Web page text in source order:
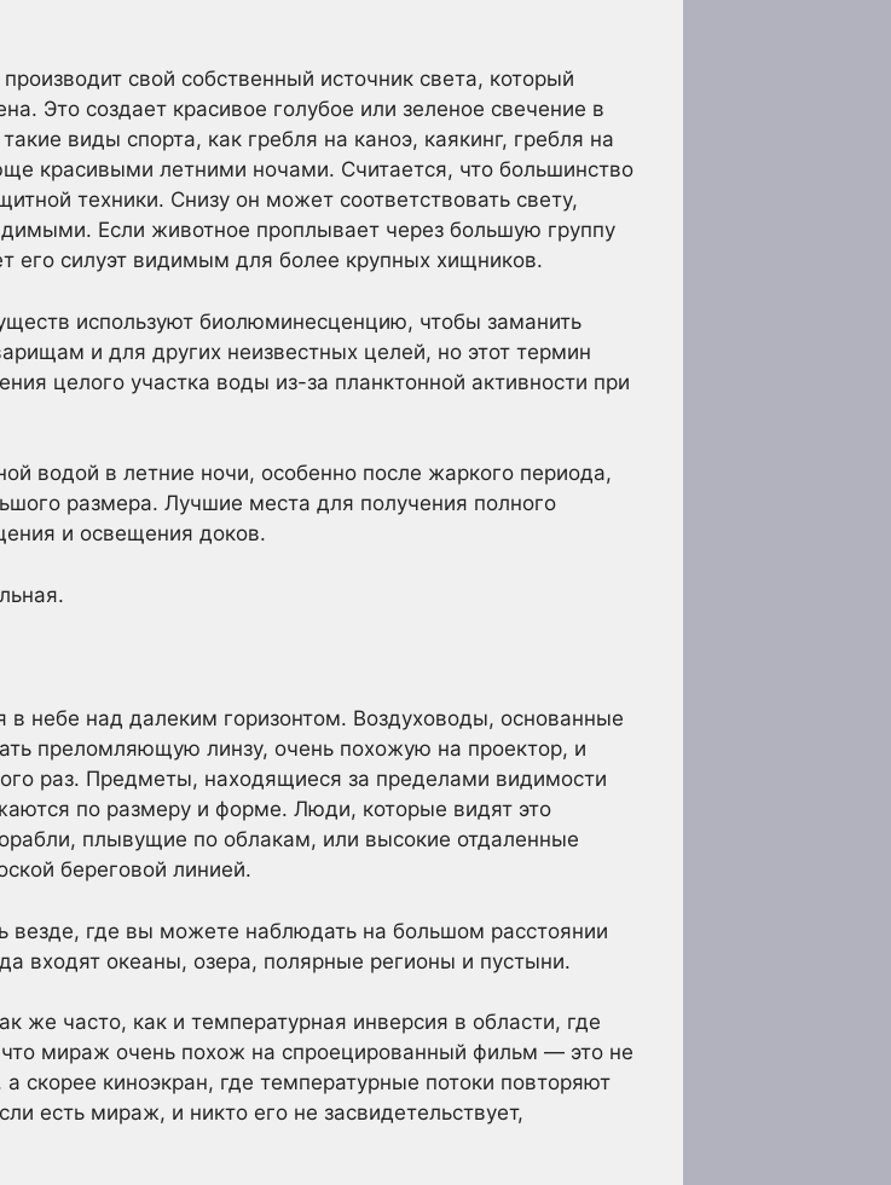
свой собственный источник света, который
Это создает красивое голубое или зеленое свечение в
виды спорта, как гребля на каноэ, каякинг, гребля на
красивыми летними ночами. Считается, что большинство
техники. Снизу он может соответствовать свету,
Если животное проплывает через большую группу
его силуэт видимым для более крупных хищников.
используют биолюминесценцию, чтобы заманить
и для других неизвестных целей, но этот термин
целого участка воды из-за планктонной активности при
водой в летние ночи, особенно после жаркого периода,
размера. Лучшие места для получения полного
и освещения доков.
небе над далеким горизонтом. Воздуховоды, основанные
преломляющую линзу, очень похожую на проектор, и
раз. Предметы, находящиеся за пределами видимости
по размеру и форме. Люди, которые видят это
плывущие по облакам, или высокие отдаленные
береговой линией.
везде, где вы можете наблюдать на большом расстоянии
входят океаны, озера, полярные регионы и пустыни.
же часто, как и температурная инверсия в области, где
мираж очень похож на спроецированный фильм — это не
скорее киноэкран, где температурные потоки повторяют
есть мираж, и никто его не засвидетельствует,